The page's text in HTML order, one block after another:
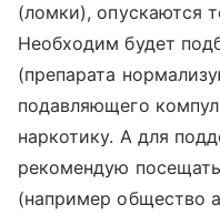
(ломки), опускаются
Необходим будет
(препарата
подавляющего
наркотику. А для
рекомендую
(например общество